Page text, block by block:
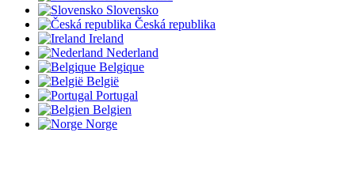
Slovensko
Česká republika
Ireland
Nederland
Belgique
België
Portugal
Belgien
Norge